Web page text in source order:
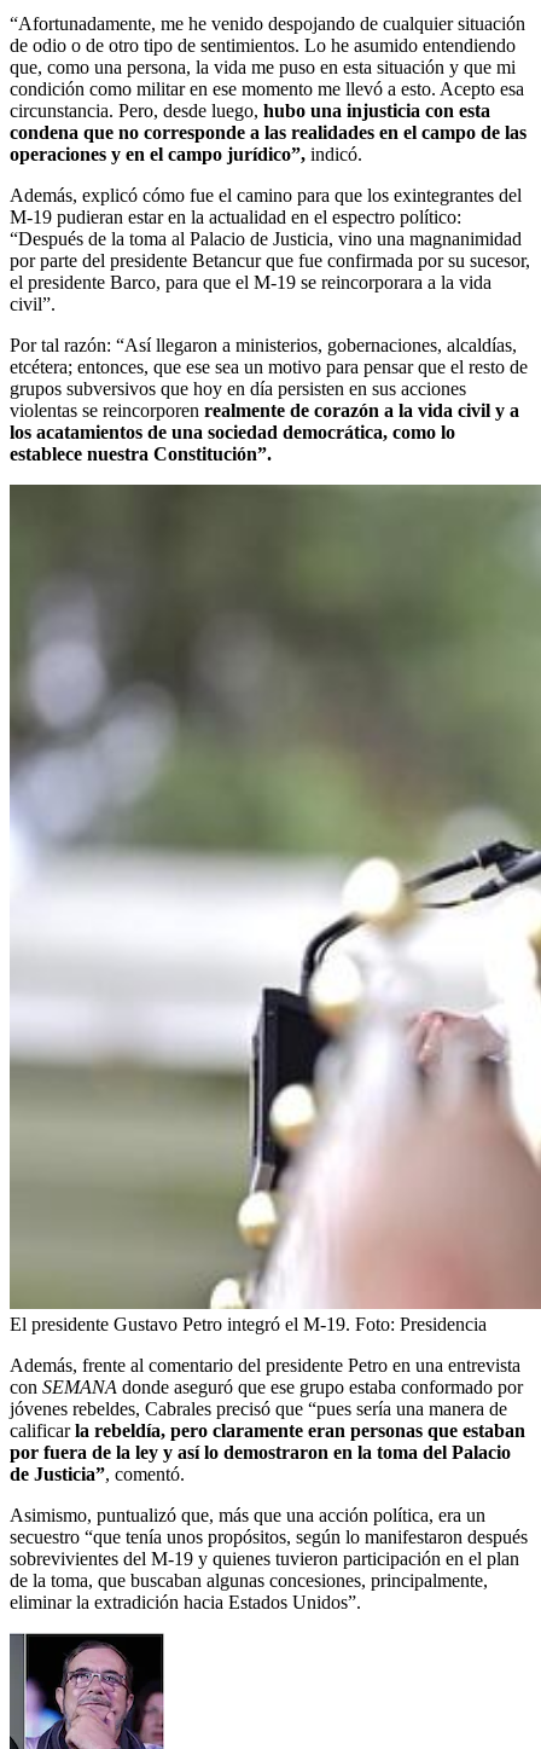
“Afortunadamente, me he venido despojando de cualquier situación
de odio o de otro tipo de sentimientos. Lo he asumido entendiendo
que, como una persona, la vida me puso en esta situación y que mi
condición como militar en ese momento me llevó a esto. Acepto esa
circunstancia. Pero, desde luego, hubo una injusticia con esta
condena que no corresponde a las realidades en el campo de las
operaciones y en el campo jurídico”, indicó.
Además, explicó cómo fue el camino para que los exintegrantes del
M-19 pudieran estar en la actualidad en el espectro político:
“Después de la toma al Palacio de Justicia, vino una magnanimidad
por parte del presidente Betancur que fue confirmada por su sucesor,
el presidente Barco, para que el M-19 se reincorporara a la vida
civil”.
Por tal razón: “Así llegaron a ministerios, gobernaciones, alcaldías,
etcétera; entonces, que ese sea un motivo para pensar que el resto de
grupos subversivos que hoy en día persisten en sus acciones
violentas se reincorporen realmente de corazón a la vida civil y a
los acatamientos de una sociedad democrática, como lo
establece nuestra Constitución”.
El presidente Gustavo Petro integró el M-19. Foto: Presidencia
Además, frente al comentario del presidente Petro en una entrevista
con SEMANA donde aseguró que ese grupo estaba conformado por
jóvenes rebeldes, Cabrales precisó que “pues sería una manera de
calificarla rebeldía, pero claramente eran personas que estaban
por fuera de la ley y así lo demostraron en la toma del Palacio
de Justicia”, comentó.
Asimismo, puntualizó que, más que una acción política, era un
secuestro “que tenía unos propósitos, según lo manifestaron después
sobrevivientes del M-19 y quienes tuvieron participación en el plan
de la toma, que buscaban algunas concesiones, principalmente,
eliminar la extradición hacia Estados Unidos”.